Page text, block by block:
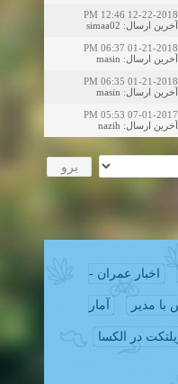
12-22-2018 12:46 PM
آخرین ارسال:
simaa02
01-21-2018 06:37 PM
آخرین ارسال:
masin
01-21-2018 06:35 PM
آخرین ارسال:
masin
07-01-2017 05:53 PM
آخرین ارسال:
nazih
اخبار عمران -
با مدیر آمار
در الکسا